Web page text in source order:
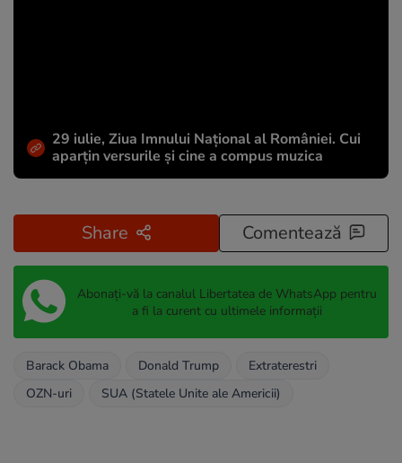
29 iulie, Ziua Imnului Național al României. Cui
aparțin versurile și cine a compus muzica
Share Comentează
Abonați-vă la canalul Libertatea de WhatsApp pentru
a fi la curent cu ultimele informații
Barack Obama Donald Trump
Extraterestri
OZN-uri
SUA (Statele Unite ale Americii)